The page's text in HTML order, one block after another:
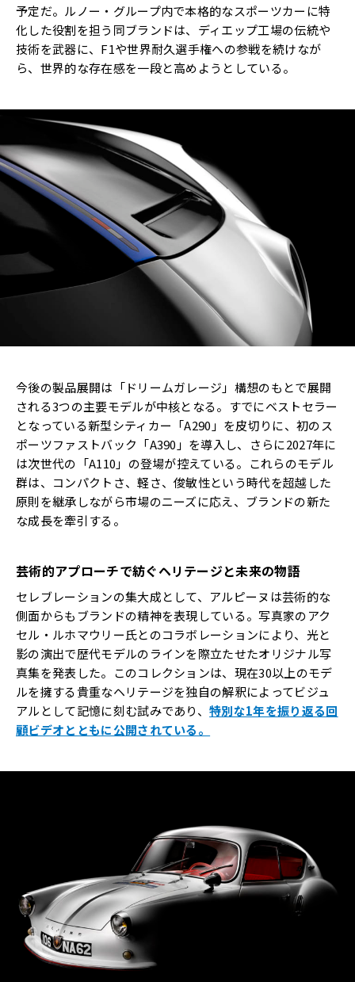
予定だ。ルノー・グループ内で本格的なスポーツカーに特
化した役割を担う同ブランドは、ディエップ工場の伝統や
技術を武器に、F1や世界耐久選手権への参戦を続けなが
ら、世界的な存在感を一段と高めようとしている。
今後の製品展開は「ドリームガレージ」構想のもとで展開
される3つの主要モデルが中核となる。すでにベストセラー
となっている新型シティカー「A290」を皮切りに、初のス
ポーツファストバック「A390」を導入し、さらに2027年に
は次世代の「A110」の登場が控えている。これらのモデル
群は、コンパクトさ、軽さ、俊敏性という時代を超越した
原則を継承しながら市場のニーズに応え、ブランドの新た
な成長を牽引する。
芸術的アプローチで紡ぐヘリテージと未来の物語
セレブレーションの集大成として、アルピーヌは芸術的な
側面からもブランドの精神を表現している。写真家のアク
セル・ルホマウリー氏とのコラボレーションにより、光と
影の演出で歴代モデルのラインを際立たせたオリジナル写
真集を発表した。このコレクションは、現在30以上のモデ
ルを擁する貴重なヘリテージを独自の解釈によってビジュ
アルとして記憶に刻む試みであり、特別な1年を振り返る回
顧ビデオとともに公開されている。